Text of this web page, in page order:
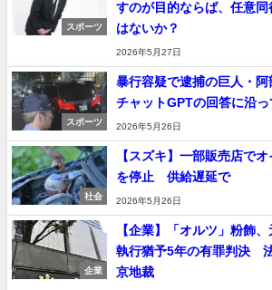
スポーツ
すのが目的ならば、任意
はないか？
2026年5月27日
スポーツ
暴行容疑で逮捕の巨人・
チャットGPTの回答に沿
2026年5月26日
社会
【スズキ】一部販売店で
を停止 供給遅延で
2026年5月26日
企業
【企業】「オルツ」粉飾
執行猶予5年の有罪判決
京地裁